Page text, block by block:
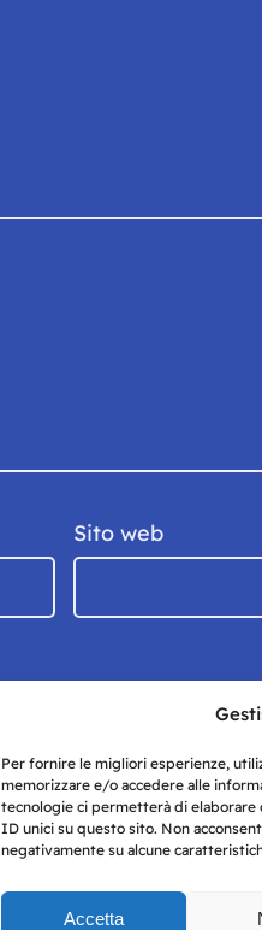
Per fornire le migliori esperienze,
memorizzare e/o accedere alle
tecnologie ci permetterà di elaborare
ID unici su questo sito. Non
negativamente su alcune
Accetta
Sito web